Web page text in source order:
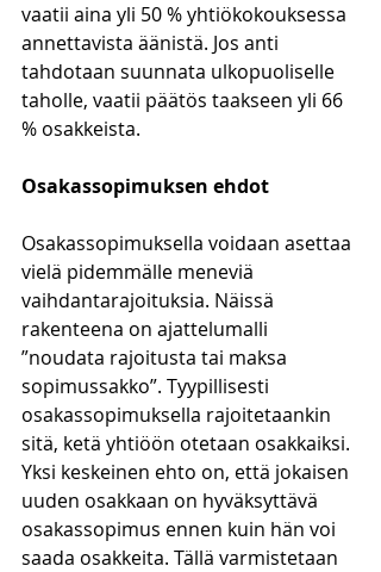
vaatii aina yli 50 % yhtiökokouksessa
annettavista äänistä. Jos anti
tahdotaan suunnata ulkopuoliselle
taholle, vaatii päätös taakseen yli 66
% osakkeista.
Osakassopimuksen ehdot
Osakassopimuksella voidaan asettaa
vielä pidemmälle meneviä
vaihdantarajoituksia. Näissä
rakenteena on ajattelumalli
”noudata rajoitusta tai maksa
sopimussakko”. Tyypillisesti
osakassopimuksella rajoitetaankin
sitä, ketä yhtiöön otetaan osakkaiksi.
Yksi keskeinen ehto on, että jokaisen
uuden osakkaan on hyväksyttävä
osakassopimus ennen kuin hän voi
saada osakkeita. Tällä varmistetaan